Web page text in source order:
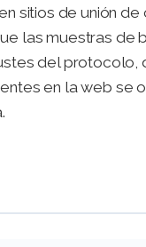
sitios de unión
las muestras
del protocolo,
en la web se